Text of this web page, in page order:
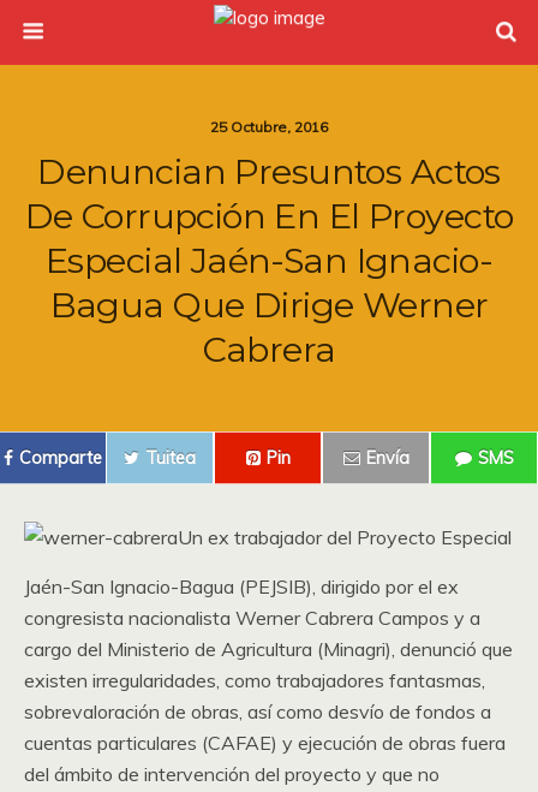
25 Octubre, 2016
Denuncian Presuntos Actos
De Corrupción En El Proyecto
Especial Jaén-San Ignacio-
Bagua Que Dirige Werner
Cabrera
Comparte Tuitea Pin Envía SMS
Un ex trabajador del Proyecto Especial
Jaén-San Ignacio-Bagua (PEJSIB), dirigido por el ex
congresista nacionalista Werner Cabrera Campos y a
cargo del Ministerio de Agricultura (Minagri), denunció que
existen irregularidades, como trabajadores fantasmas,
sobrevaloración de obras, así como desvío de fondos a
cuentas particulares (CAFAE) y ejecución de obras fuera
del ámbito de intervención del proyecto y que no